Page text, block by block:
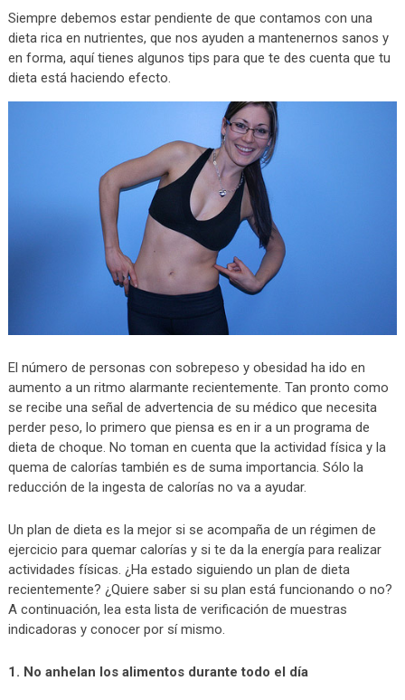
Siempre debemos estar pendiente de que contamos con una
dieta rica en nutrientes, que nos ayuden a mantenernos sanos y
en forma, aquí tienes algunos tips para que te des cuenta que tu
dieta está haciendo efecto.
El número de personas con sobrepeso y obesidad ha ido en
aumento a un ritmo alarmante recientemente. Tan pronto como
se recibe una señal de advertencia de su médico que necesita
perder peso, lo primero que piensa es en ir a un programa de
dieta de choque. No toman en cuenta que la actividad física y la
quema de calorías también es de suma importancia. Sólo la
reducción de la ingesta de calorías no va a ayudar.
Un plan de dieta es la mejor si se acompaña de un régimen de
ejercicio para quemar calorías y si te da la energía para realizar
actividades físicas. ¿Ha estado siguiendo un plan de dieta
recientemente? ¿Quiere saber si su plan está funcionando o no?
A continuación, lea esta lista de verificación de muestras
indicadoras y conocer por sí mismo.
1. No anhelan los alimentos durante todo el día